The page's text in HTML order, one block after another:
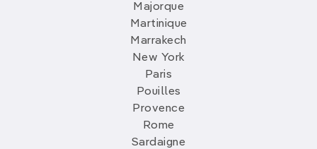
Majorque
Martinique
Marrakech
New York
Paris
Pouilles
Provence
Rome
Sardaigne